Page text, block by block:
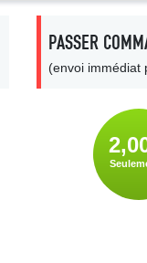
PASSER
(envoi immédiat